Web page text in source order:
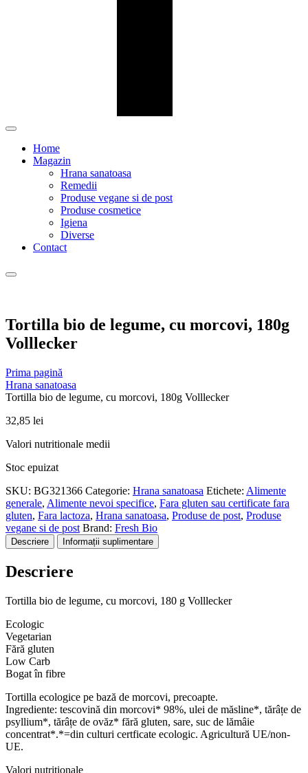
Home
Magazin
Hrana sanatoasa
Remedii
Produse vegane si de post
Produse cosmetice
Igiena
Diverse
Contact
Tortilla bio de legume, cu morcovi, 180g
Volllecker
Prima pagină
Hrana sanatoasa
Tortilla bio de legume, cu morcovi, 180g Volllecker
32,85 lei
Valori nutritionale medii
Stoc epuizat
SKU: BG321366 Categorie: Hrana sanatoasa Etichete: Alimente
generale, Alimente nevoi specifice, Fara gluten sau certificate fara
gluten, Fara lactoza, Hrana sanatoasa, Produse de post, Produse
vegane si de post Brand: Fresh Bio
Descriere Informații suplimentare
Descriere
Tortilla bio de legume, cu morcovi, 180 g Volllecker
Ecologic
Vegetarian
Fără gluten
Low Carb
Bogat în fibre
Tortilla ecologice pe bază de morcovi, precoapte.
Ingrediente: tescovină din morcovi* 98%, ulei de măsline*, tărâțe de
psyllium*, tărâțe de ovăz* fără gluten, sare, suc de lămâie
concentrat*.*=din culturi certficate ecologic. Agricultură UE/non-
UE.
Valori nutriționale